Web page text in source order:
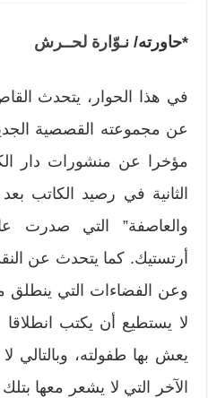
*حاورته/ نـوّارة لحــرش
في هذا الحوار، يتحدث
عن مجموعته القصصية
مؤخرا عن منشورات دار
الثانية في رصيد الكاتب
أرتستيك. كما يتحدث عن
وعن الفضاءات التي ينطلق
لا يستطيع أن يكتب
يعش بها طفولته، وبالتالي
الآخر التي لا يشعر معها